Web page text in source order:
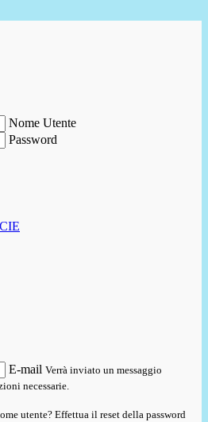
Nome Utente
Password
E-mail Verrà inviato un messaggio
necessarie.
utente? Effettua il reset della password